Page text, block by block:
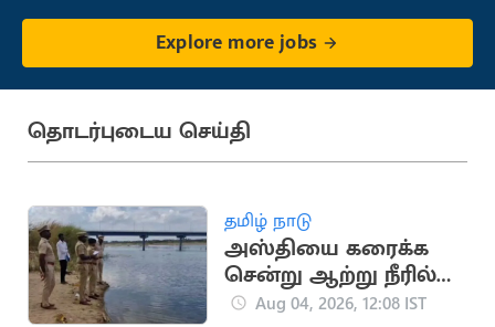
Explore more jobs
தொடர்புடைய செய்தி
தமிழ் நாடு
அஸ்தியை கரைக்க
சென்று ஆற்று நீரில்
மூழ்கி 3 பேர்
Aug 04, 2026, 12:08 IST